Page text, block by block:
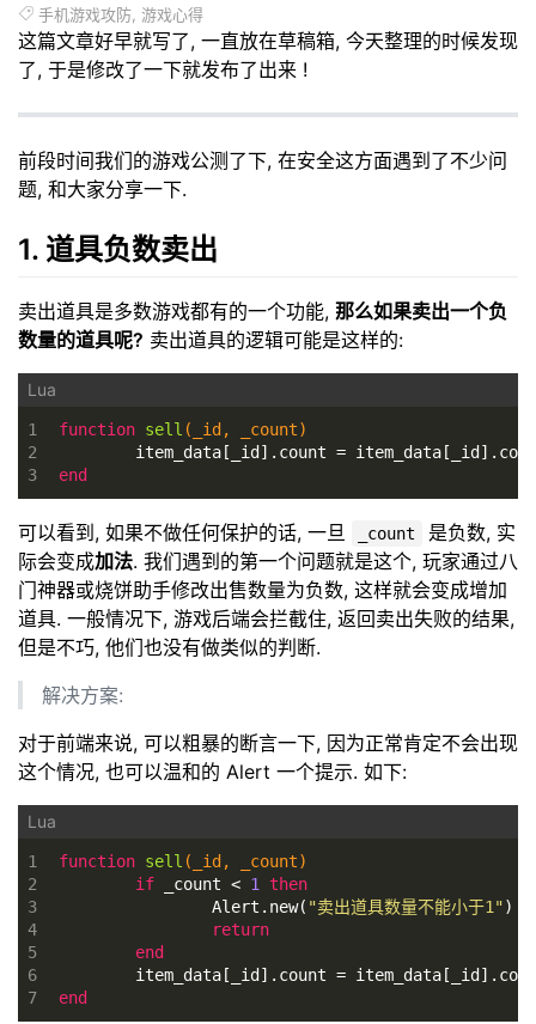
手机游戏攻防 游戏心得
这篇文章好早就写了, 一直放在草稿箱, 今天整理的时候发现
了, 于是修改了一下就发布了出来 !
前段时间我们的游戏公测了下, 在安全这方面遇到了不少问
题, 和大家分享一下.
1. 道具负数卖出
卖出道具是多数游戏都有的一个功能, 那么如果卖出一个负
数量的道具呢? 卖出道具的逻辑可能是这样的:
1
2
3
function sell (_id, _count)
item_data[_id].count =
end
可以看到, 如果不做任何保护的话, 一旦 _count
是负数, 实
际会变成加法. 我们遇到的第一个问题就是这个, 玩家通过八
门神器或烧饼助手修改出售数量为负数, 这样就会变成增加
道具. 一般情况下, 游戏后端会拦截住, 返回卖出失败的结果,
但是不巧, 他们也没有做类似的判断.
解决方案:
对于前端来说, 可以粗暴的断言一下, 因为正常肯定不会出现
这个情况, 也可以温和的 Alert 一个提示. 如下:
1
2
3
4
5
6
7
function sell (_id, _count)
if _count < 1
then
		Alert.new(
"卖出道具数量不能小于1")
return
end
item_data[_id].count =
end